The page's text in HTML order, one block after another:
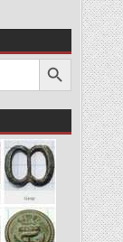
Zoekknop